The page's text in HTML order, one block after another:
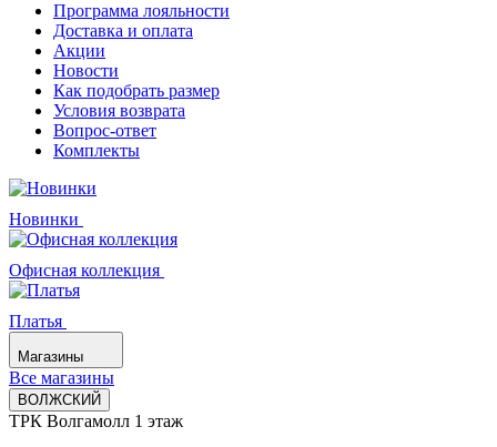
Программа лояльности
Доставка и оплата
Акции
Новости
Как подобрать размер
Условия возврата
Вопрос-ответ
Комплекты
Новинки
Офисная коллекция
Платья
Магазины
Все магазины
ВОЛЖСКИЙ
ТРК Волгамолл 1 этаж